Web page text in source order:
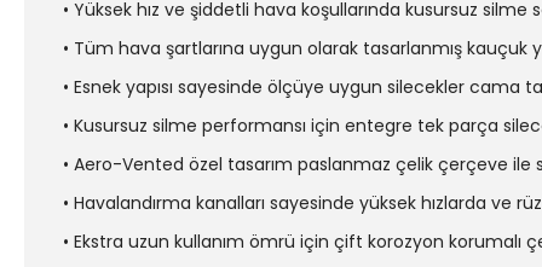
• Yüksek hız ve şiddetli hava koşullarında kusursuz
• Tüm hava şartlarına uygun olarak tasarlanmış kauçuk
• Esnek yapısı sayesinde ölçüye uygun silecekler
• Kusursuz silme performansı için entegre tek parça
• Aero-Vented özel tasarım paslanmaz çelik çerçeve ile
• Havalandırma kanalları sayesinde yüksek hızlarda
• Ekstra uzun kullanım ömrü için çift korozyon korumalı